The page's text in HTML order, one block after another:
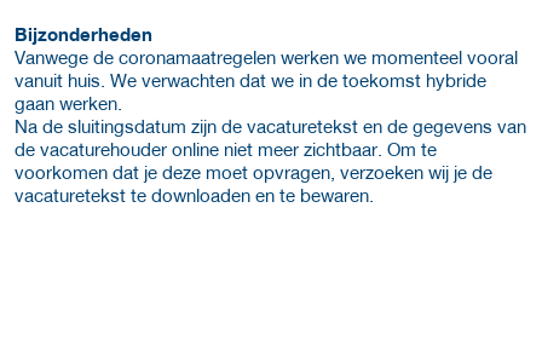
Bijzonderheden
Vanwege de coronamaatregelen werken we momenteel vooral
vanuit huis. We verwachten dat we in de toekomst hybride
gaan werken.
Na de sluitingsdatum zijn de vacaturetekst en de gegevens van
de vacaturehouder online niet meer zichtbaar. Om te
voorkomen dat je deze moet opvragen, verzoeken wij je de
vacaturetekst te downloaden en te bewaren.